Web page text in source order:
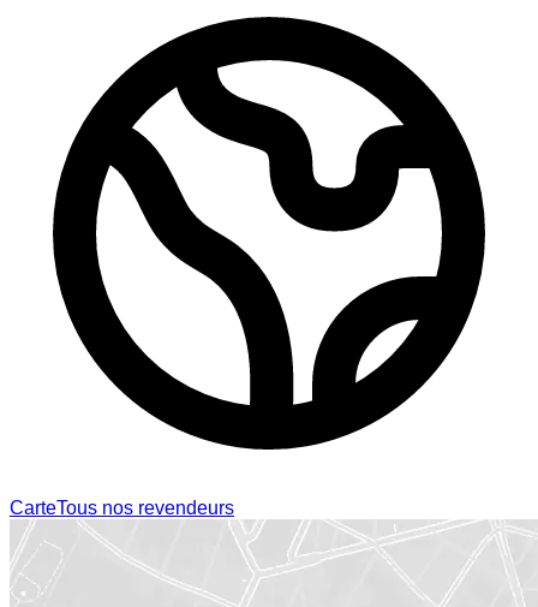
CarteTous nos revendeurs